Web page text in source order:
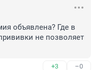
объявлена? Где в
не позволяет
+3 –0